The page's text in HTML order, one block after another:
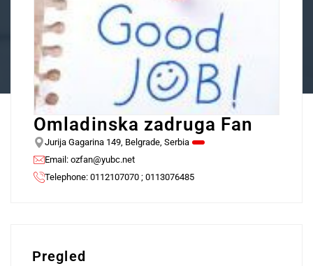
Omladinska zadruga Fan
Jurija Gagarina 149, Belgrade, Serbia
Email: ozfan@yubc.net
Telephone: 0112107070 ; 0113076485
Pregled